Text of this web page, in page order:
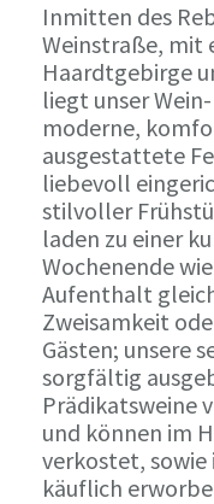
Inmitten des
Weinstraße, mit
Haardtgebirge
liegt unser
moderne,
ausgestattete
liebevoll
stilvoller
laden zu einer
Wochenende
Aufenthalt
Zweisamkeit
Gästen; unsere
sorgfältig
Prädikatsweine
und können im
verkostet, sowie
käuflich